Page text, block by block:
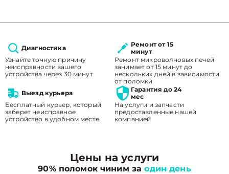
Диагностика
Узнайте точную причину
неисправности вашего
устройства через 30 минут
Ремонт от 15
минут
Ремонт микроволновых печей
занимает от 15 минут до
нескольких дней в зависимости
от поломки
Выезд курьера
Бесплатный курьер, который
заберет неисправное
устройство в удобном месте.
Гарантия до 24
мес
На услуги и запчасти
предоставленные нашей
компанией
Цены на услуги
90% поломок чиним заодин день